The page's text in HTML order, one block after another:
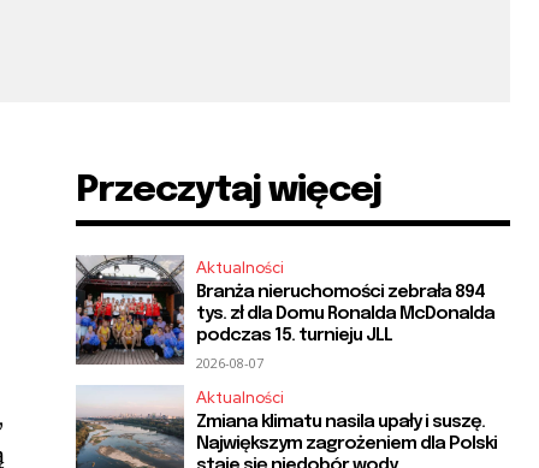
Przeczytaj więcej
Aktualności
Branża nieruchomości zebrała 894
tys. zł dla Domu Ronalda McDonalda
podczas 15. turnieju JLL
2026-08-07
Aktualności
Zmiana klimatu nasila upały i suszę.
Największym zagrożeniem dla Polski